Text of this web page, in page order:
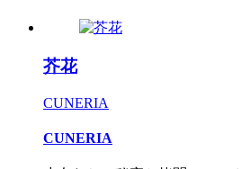
芥花
CUNERIA
CUNERIA